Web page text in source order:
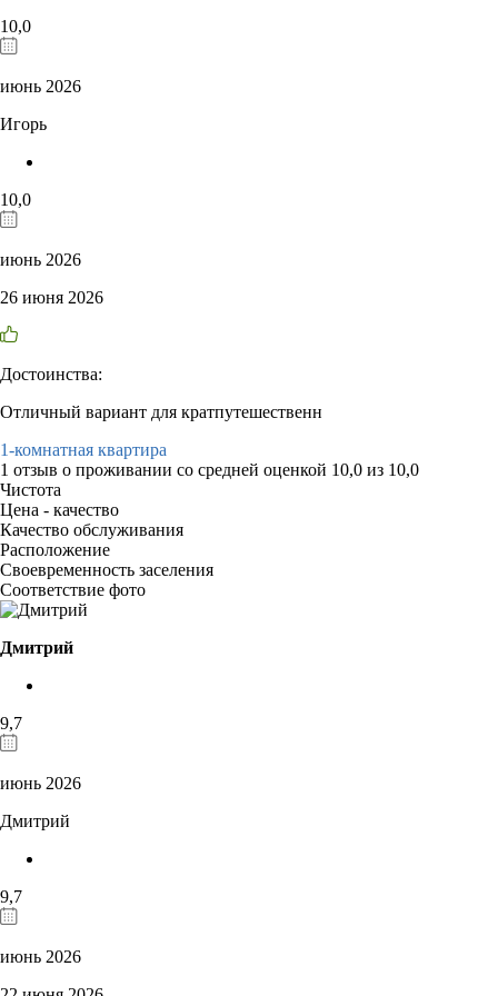
10,0
июнь 2026
Игорь
10,0
июнь 2026
26 июня 2026
Достоинства:
Отличный вариант для кратпутешественн
1-комнатная квартира
1 отзыв о проживании со средней оценкой 10,0 из 10,0
Чистота
Цена - качество
Качество обслуживания
Расположение
Своевременность заселения
Соответствие фото
Дмитрий
9,7
июнь 2026
Дмитрий
9,7
июнь 2026